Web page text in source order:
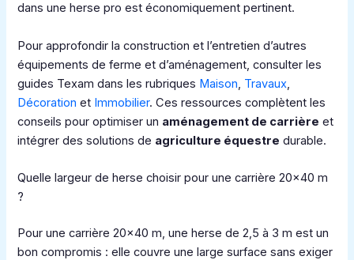
dans une herse pro est économiquement pertinent.
Pour approfondir la construction et l’entretien d’autres
équipements de ferme et d’aménagement, consulter les
guides Texam dans les rubriques Maison, Travaux,
Décoration et Immobilier. Ces ressources complètent les
conseils pour optimiser un aménagement de carrière et
intégrer des solutions de agriculture équestre durable.
Quelle largeur de herse choisir pour une carrière 20×40 m
?
Pour une carrière 20×40 m, une herse de 2,5 à 3 m est un
bon compromis : elle couvre une large surface sans exiger